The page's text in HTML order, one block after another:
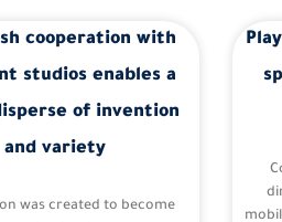
cooperation with
studios enables a
of invention
and variety
was created to become